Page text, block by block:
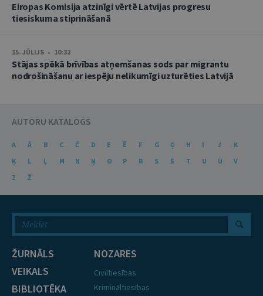
Eiropas Komisija atzinīgi vērtē Latvijas progresu
tiesiskuma stiprināšanā
15. JŪLIJS • 10:32
Stājas spēkā brīvības atņemšanas sods par migrantu
nodrošināšanu ar iespēju nelikumīgi uzturēties Latvijā
AUTORU KATALOGS
A Ā B C Č D E Ē F G Ģ H I J
K
Ķ
L Ļ M N Ņ O P R S Š T U Ū
V
Z
Ž
ŽURNĀLS
VEIKALS
BIBLIOTĒKA
NOZARES
Civiltiesības
Krimināltiesības